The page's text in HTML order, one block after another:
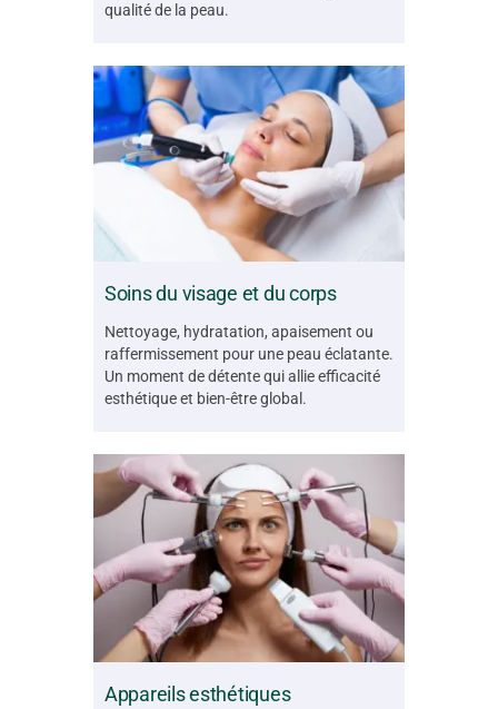
qualité de la peau.
Soins du visage et du corps
Nettoyage, hydratation, apaisement ou
raffermissement pour une peau éclatante.
Un moment de détente qui allie efficacité
esthétique et bien-être global.
Appareils esthétiques